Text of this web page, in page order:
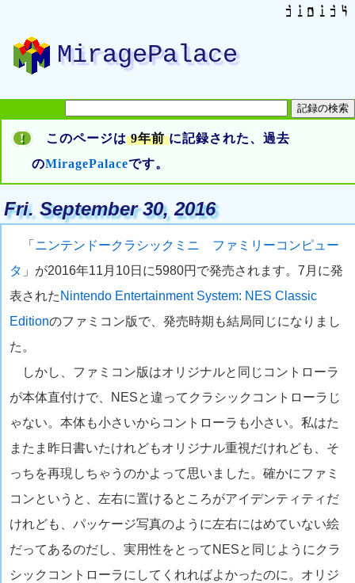
MiragePalace
! このページは9年前に記録された、過去
のMiragePalaceです。
Fri. September 30, 2016
「 ニンテンドークラシックミニ ファミリーコンピュー
タ 」が2016年11月10日に5980円で発売されます。7月に発
表された Nintendo Entertainment System: NES Classic
Editionのファミコン版で、発売時期も結局同じになりまし
た。
しかし、ファミコン版はオリジナルと同じコントローラ
が本体直付けで、NESと違ってクラシックコントローラじ
ゃない。本体も小さいからコントローラも小さい。私はた
またま昨日書いたけれどもオリジナル重視だけれども、そ
っちを再現しちゃうのかよって思いました。確かにファミ
コンというと、左右に置けるところがアイデンティティだ
けれども、パッケージ写真のように左右にはめていない絵
だってあるのだし、実用性をとってNESと同じようにクラ
シックコントローラにしてくれればよかったのに。オリジ